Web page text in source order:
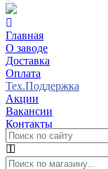
Главная
О заводе
Доставка
Оплата
Тех.Поддержка
Акции
Вакансии
Контакты